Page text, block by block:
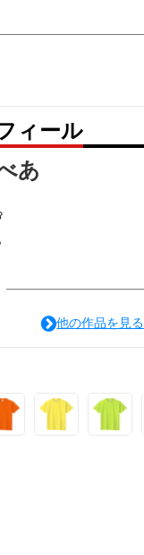
ィール
あ
他の作品を見る